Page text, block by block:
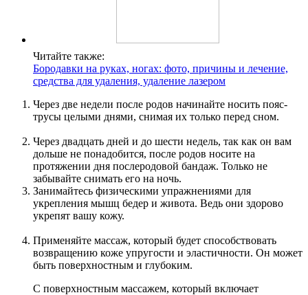
Читайте также:
Бородавки на руках, ногах: фото, причины и лечение,
средства для удаления, удаление лазером
Через две недели после родов начинайте носить пояс-
трусы целыми днями, снимая их только перед сном.
Через двадцать дней и до шести недель, так как он вам
дольше не понадобится, после родов носите на
протяжении дня послеродовой бандаж. Только не
забывайте снимать его на ночь.
Занимайтесь физическими упражнениями для
укрепления мышц бедер и живота. Ведь они здорово
укрепят вашу кожу.
Применяйте массаж, который будет способствовать
возвращению коже упругости и эластичности. Он может
быть поверхностным и глубоким.
С поверхностным массажем, который включает